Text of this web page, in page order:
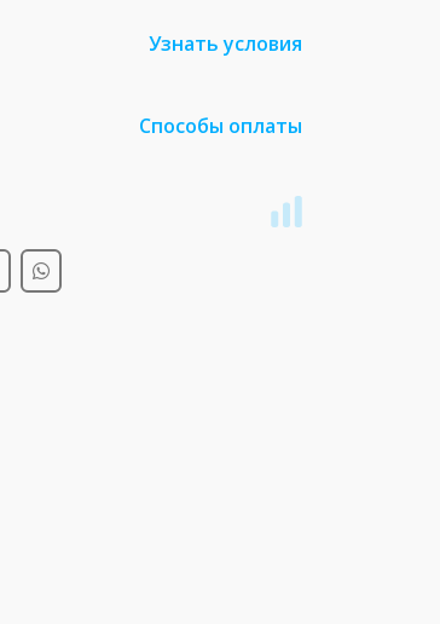
Узнать условия
Способы оплаты